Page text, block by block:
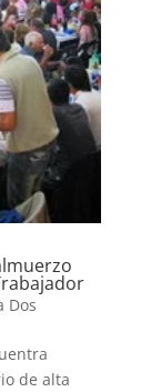
Dos
de alta